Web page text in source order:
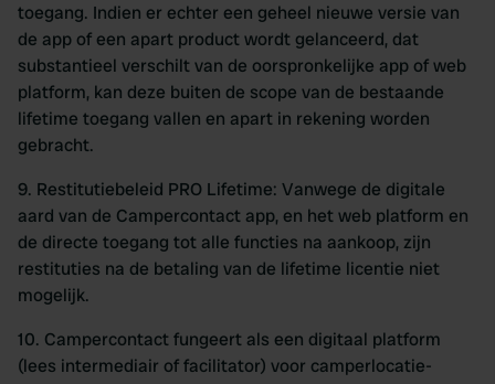
toegang. Indien er echter een geheel nieuwe versie van
de app of een apart product wordt gelanceerd, dat
substantieel verschilt van de oorspronkelijke app of web
platform, kan deze buiten de scope van de bestaande
lifetime toegang vallen en apart in rekening worden
gebracht.
9. Restitutiebeleid PRO Lifetime: Vanwege de digitale
aard van de Campercontact app, en het web platform en
de directe toegang tot alle functies na aankoop, zijn
restituties na de betaling van de lifetime licentie niet
mogelijk.
10. Campercontact fungeert als een digitaal platform
(lees intermediair of facilitator) voor camperlocatie-